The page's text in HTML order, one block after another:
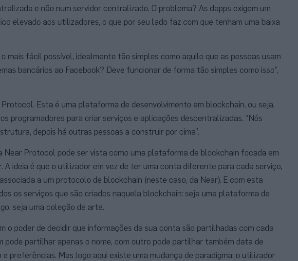
e não num servidor centralizado. O problema? As dapps exigem um
elevado aos utilizadores, o que por seu lado faz com que tenham uma baixa
mais fácil possível, idealmente tão simples como aquilo que as pessoas usam
bancários ao Facebook? Deve funcionar de forma tão simples como isso”,
Esta é uma plataforma de desenvolvimento em blockchain, ou seja,
programadores para criar serviços e aplicações descentralizadas. “Nós
depois há outras pessoas a construir por cima”.
Near Protocol pode ser vista como uma plataforma de blockchain focada em
A ideia é que o utilizador em vez de ter uma conta diferente para cada serviço,
a um protocolo de blockchain (neste caso, da Near). E com esta
os serviços que são criados naquela blockchain: seja uma plataforma de
seja uma coleção de arte.
o poder de decidir que informações da sua conta são partilhadas com cada
pode partilhar apenas o nome, com outro pode partilhar também data de
preferências. Mas logo aqui existe uma mudança de paradigma: o utilizador